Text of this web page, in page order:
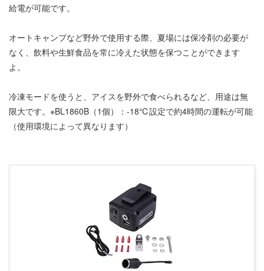
給電が可能です。
オートキャンプなど野外で使用する際、夏場には保冷剤の必要が
なく、飲料や生鮮食品を常に冷えた状態を保つことができます
よ。
冷凍モードを使うと、アイスを野外で食べられるなど、用途は無
限大です。※BL1860B（1個）：-18℃設定で約4時間の運転が可能
（使用環境によって異なります）